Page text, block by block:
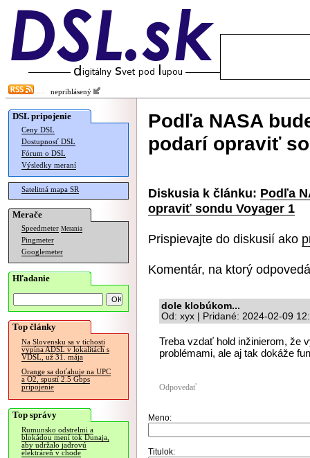
neprihlásený
DSL pripojenie
Ceny DSL
Dostupnosť DSL
Fórum o DSL
Výsledky meraní
Satelitná mapa SR
Merače
Speedmeter Merania
Pingmeter
Googlemeter
Hľadanie
Top články
Na Slovensku sa v tichosti
vypína ADSL v lokalitách s
VDSL, už 31. mája
Orange sa doťahuje na UPC
a O2, spustí 2.5 Gbps
pripojenie
Top správy
Rumunsko odstrelmi a
blokádou mení tok Dunaja,
aby udržalo jadrovú
elektráreň v chode
Podľa NASA
podarí opraviť
Diskusia k článku: Podľa
opraviť sondu Voyager 1
Prispievajte do diskusií ako
Komentár, na ktorý
dole klobúkom...
Od: xyx | Pridané: 2024-02-09
Treba vzdať hold inžinierom, že
problémami, ale aj tak dokáže
Odpovedať
Meno:
Titulok: